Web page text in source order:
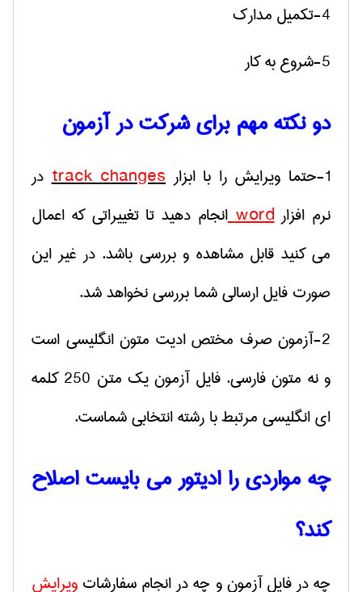
4-تکمیل مدارک
5-شروع به کار
دو نکته مهم برای شرکت در آزمون
1-حتما ویرایش را با ابزار track changesدر
نرم افزارword انجام دهید تا تغییراتی که اعمال
می کنید قابل مشاهده و بررسی باشد. در غیر این
صورت فایل ارسالی شما بررسی نخواهد شد.
2-آزمون صرف مختص ادیت متون انگلیسی است
و نه متون فارسی. فایل آزمون یک متن 250 کلمه
ای انگلیسی مرتبط با رشته انتخابی شماست.
چه مواردی را ادیتور می بایست اصلاح
کند؟
چه در فایل آزمون و چه در انجام سفارشات ویرایش